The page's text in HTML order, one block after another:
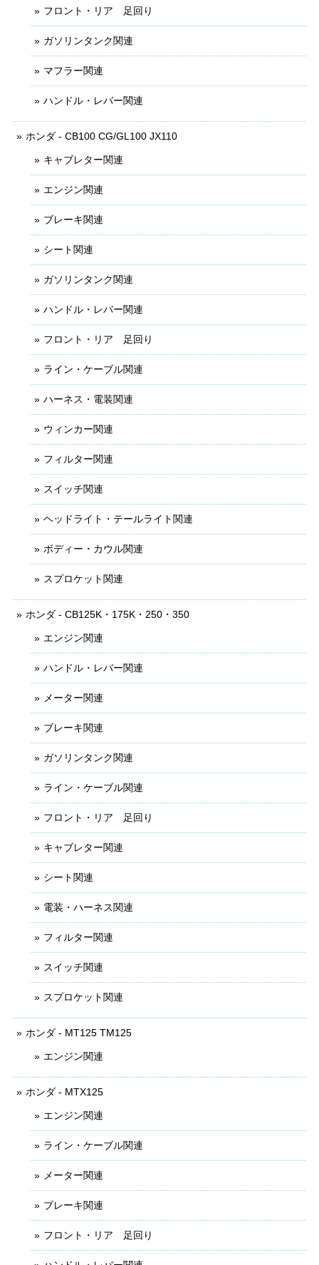
フロント・リア 足回り
ガソリンタンク関連
マフラー関連
ハンドル・レバー関連
ホンダ - CB100 CG/GL100 JX110
キャブレター関連
エンジン関連
ブレーキ関連
シート関連
ガソリンタンク関連
ハンドル・レバー関連
フロント・リア 足回り
ライン・ケーブル関連
ハーネス・電装関連
ウィンカー関連
フィルター関連
スイッチ関連
ヘッドライト・テールライト関連
ボディー・カウル関連
スプロケット関連
ホンダ - CB125K・175K・250・350
エンジン関連
ハンドル・レバー関連
メーター関連
ブレーキ関連
ガソリンタンク関連
ライン・ケーブル関連
フロント・リア 足回り
キャブレター関連
シート関連
電装・ハーネス関連
フィルター関連
スイッチ関連
スプロケット関連
ホンダ - MT125 TM125
エンジン関連
ホンダ - MTX125
エンジン関連
ライン・ケーブル関連
メーター関連
ブレーキ関連
フロント・リア 足回り